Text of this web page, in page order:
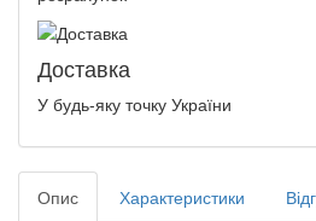
Доставка
У будь-яку точку України
Опис Характеристики